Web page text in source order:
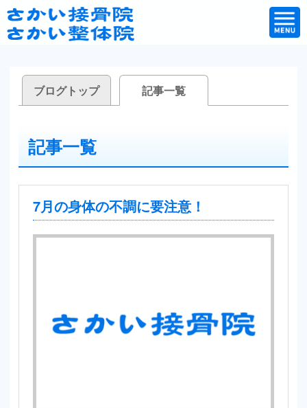
ブログトップ 記事一覧
記事一覧
7月の身体の不調に要注意！